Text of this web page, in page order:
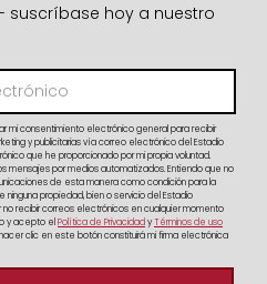
suscríbase hoy a nuestro
mi consentimiento electrónico general para recibir
y publicitarias vía correo electrónico del Estadio
que he proporcionado por mi propia voluntad.
mensajes por medios automatizados. Entiendo que no
de esta manera como condición para la
propiedad, bien o servicio del Estadio
recibir correos electrónicos en cualquier momento
y acepto el Política de PrivacidadyTérminos de uso
clic en este botón constituirá mi firma electrónica